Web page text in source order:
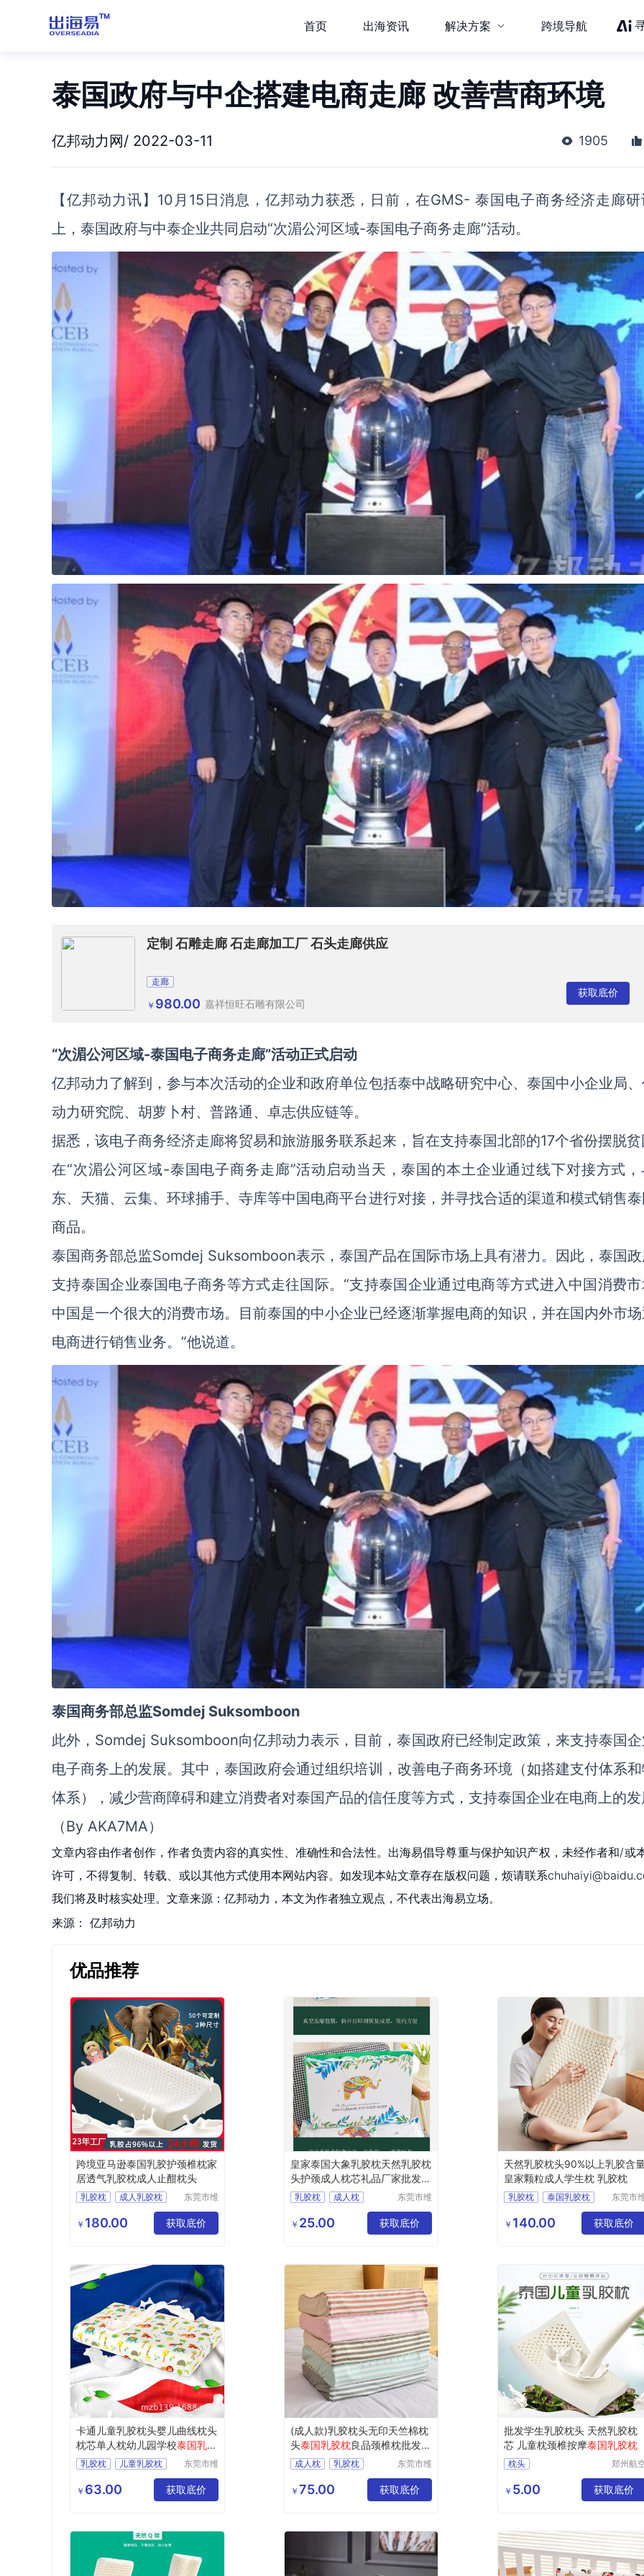
首页 出海资讯 解决方案 跨境导航
泰国政府与中企搭建电商走廊 改善营商环境
亿邦动力网/ 2022-03-11 1905
【亿邦动力讯】10月15日消息，亿邦动力获悉，日前，在GMS- 泰国电子商务经济走廊
上，泰国政府与中泰企业共同启动“次湄公河区域-泰国电子商务走廊”活动。
定制 石雕走廊 石走廊加工厂 石头走廊供应
走廊
￥ 980.00 嘉祥恒旺石雕有限公司
获取底价
“次湄公河区域-泰国电子商务走廊”活动正式启动
亿邦动力了解到，参与本次活动的企业和政府单位包括泰中战略研究中心、泰国中小企业局
动力研究院、胡萝卜村、普路通、卓志供应链等。
据悉，该电子商务经济走廊将贸易和旅游服务联系起来，旨在支持泰国北部的17个省份摆脱
在“次湄公河区域-泰国电子商务走廊”活动启动当天，泰国的本土企业通过线下对接方式
东、天猫、云集、环球捕手、寺库等中国电商平台进行对接，并寻找合适的渠道和模式销售
商品。
泰国商务部总监Somdej Suksomboon表示，泰国产品在国际市场上具有潜力。因此，泰国
支持泰国企业泰国电子商务等方式走往国际。“支持泰国企业通过电商等方式进入中国消费
中国是一个很大的消费市场。目前泰国的中小企业已经逐渐掌握电商的知识，并在国内外市
电商进行销售业务。”他说道。
泰国商务部总监Somdej Suksomboon
此外，Somdej Suksomboon向亿邦动力表示，目前，泰国政府已经制定政策，来支持泰国
电子商务上的发展。其中，泰国政府会通过组织培训，改善电子商务环境（如搭建支付体系
体系），减少营商障碍和建立消费者对泰国产品的信任度等方式，支持泰国企业在电商上的
（By AKA7MA）
文章内容由作者创作，作者负责内容的真实性、准确性和合法性。出海易倡导尊重与保护知识产权，未经作者和/或
许可，不得复制、转载、或以其他方式使用本网站内容。如发现本站文章存在版权问题，烦请联系
我们将及时核实处理。文章来源：亿邦动力，本文为作者独立观点，不代表出海易立场。
来源： 亿邦动力
优品推荐
跨境亚马逊泰国乳胶护颈椎枕家
居透气乳胶枕成人止酣枕头
乳胶枕
成人乳胶枕
透气枕
护颈枕
东莞市维
限公司
￥ 180.00 获取底价
皇家泰国大象乳胶枕天然乳胶枕
头护颈成人枕芯礼品厂家批发代
发乳胶枕
成人枕
泰国乳胶枕
东莞市维
限公司
￥ 25.00 获取底价
天然乳胶枕头90%以上乳胶含
皇家颗粒成人学生枕 乳胶枕
乳胶枕
泰国乳胶枕
学生乳胶枕
东莞市
限公司
￥ 140.00 获取底价
卡通儿童乳胶枕头婴儿曲线枕头
枕芯单人枕幼儿园学校泰国乳胶
枕乳胶枕
儿童乳胶枕
泰国乳胶枕
幼儿园枕
东莞市维
限公司
￥ 63.00 获取底价
(成人款)乳胶枕头无印天竺棉枕
头泰国乳胶枕良品颈椎枕批发代
发成人枕
乳胶枕
成人乳胶枕
东莞市维
限公司
￥ 75.00 获取底价
批发学生乳胶枕头 天然乳胶枕
芯 儿童枕颈椎按摩泰国乳胶枕
枕头
天然乳胶枕芯
儿童枕颈椎按摩泰国乳胶枕
郑州航
鑫日用
货店
￥ 5.00 获取底价